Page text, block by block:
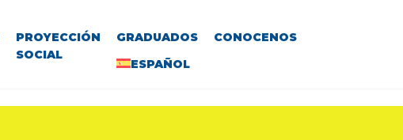
PROYECCIÓN
SOCIAL
GRADUADOS
CONOCENOS
ESPAÑOL